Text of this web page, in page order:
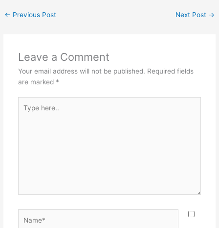
← Previous Post Next Post →
Leave a Comment
Your email address will not be published. Required fields
are marked *
here..